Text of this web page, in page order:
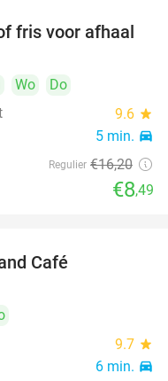
48%
fris voor afhaal
Wo
Do
9.6 star
5 min. directions_car
Regulier €16,20
€8,49
Café
9.7 star
6 min. directions_car